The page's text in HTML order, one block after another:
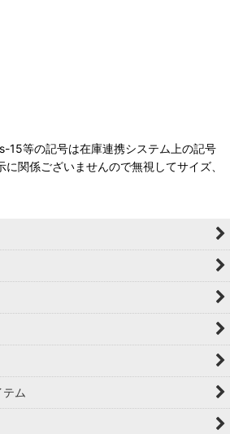
15等の記号は在庫連携システム上の記号
関係ございませんので無視してサイズ、
ム